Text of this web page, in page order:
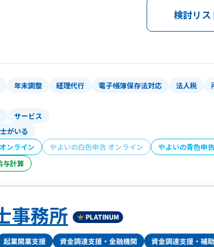
検討リス
年末調整 経理代行 電子帳簿保存法対応 法人税
サービス
がいる
ンライン やよいの白色申告 オンライン やよいの青色申告
与計算
事務所